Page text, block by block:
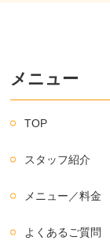
メニュー
TOP
スタッフ紹介
メニュー／料金
よくあるご質問